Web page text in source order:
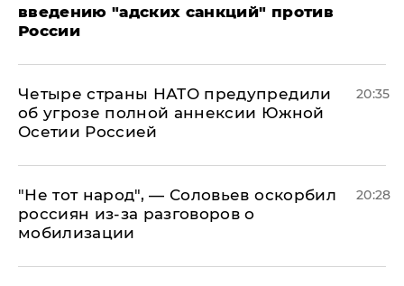
введению "адских санкций" против
России
Четыре страны НАТО предупредили
об угрозе полной аннексии Южной
Осетии Россией
20:35
​"Не тот народ", — Соловьев оскорбил
россиян из-за разговоров о
мобилизации
20:28